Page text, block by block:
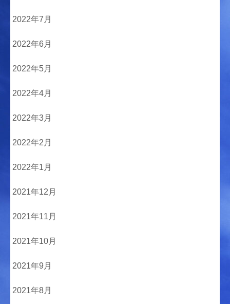
2022年7月
2022年6月
2022年5月
2022年4月
2022年3月
2022年2月
2022年1月
2021年12月
2021年11月
2021年10月
2021年9月
2021年8月